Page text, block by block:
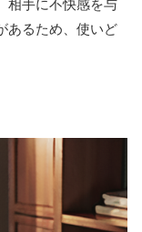
相手に不快感を与
あるため、使いど